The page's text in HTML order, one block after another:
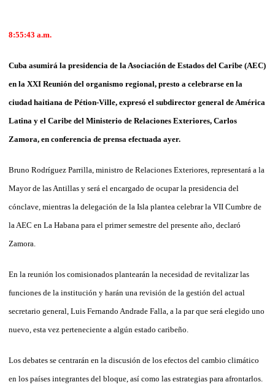
8:55:43 a.m.
Cuba asumirá la presidencia de la Asociación de Estados del Caribe (AEC)
en la XXI Reunión del organismo regional, presto a celebrarse en la
ciudad haitiana de Pétion-Ville, expresó el subdirector general de América
Latina y el Caribe del Ministerio de Relaciones Exteriores, Carlos
Zamora, en conferencia de prensa efectuada ayer.
Bruno Rodríguez Parrilla, ministro de Relaciones Exteriores, representará a la
Mayor de las Antillas y será el encargado de ocupar la presidencia del
cónclave, mientras la delegación de la Isla plantea celebrar la VII Cumbre de
la AEC en La Habana para el primer semestre del presente año, declaró
Zamora.
En la reunión los comisionados plantearán la necesidad de revitalizar las
funciones de la institución y harán una revisión de la gestión del actual
secretario general, Luis Fernando Andrade Falla, a la par que será elegido uno
nuevo, esta vez perteneciente a algún estado caribeño.
Los debates se centrarán en la discusión de los efectos del cambio climático
en los países integrantes del bloque, así como las estrategias para afrontarlos.